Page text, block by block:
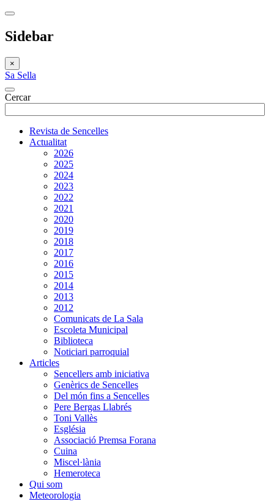
Sidebar
×
Sa Sella
Cercar
Revista de Sencelles
Actualitat
2026
2025
2024
2023
2022
2021
2020
2019
2018
2017
2016
2015
2014
2013
2012
Comunicats de La Sala
Escoleta Municipal
Biblioteca
Noticiari parroquial
Articles
Sencellers amb iniciativa
Genèrics de Sencelles
Del món fins a Sencelles
Pere Bergas Llabrés
Toni Vallès
Església
Associació Premsa Forana
Cuina
Miscel·lània
Hemeroteca
Qui som
Meteorologia